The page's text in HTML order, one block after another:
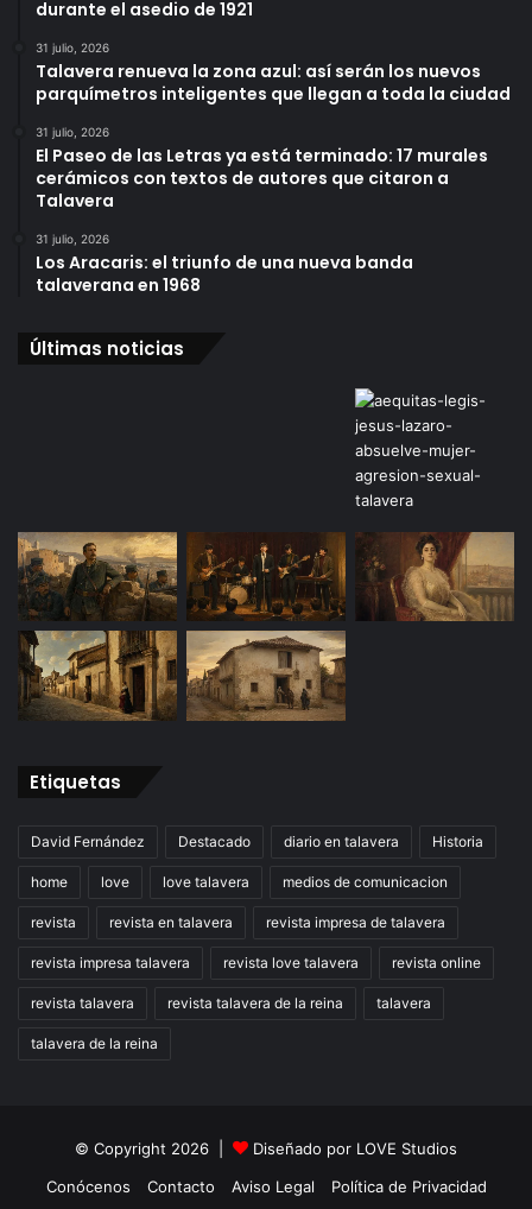
durante el asedio de 1921
31 julio, 2026
Talavera renueva la zona azul: así serán los nuevos
parquímetros inteligentes que llegan a toda la ciudad
31 julio, 2026
El Paseo de las Letras ya está terminado: 17 murales
cerámicos con textos de autores que citaron a
Talavera
31 julio, 2026
Los Aracaris: el triunfo de una nueva banda
talaverana en 1968
Últimas noticias
Etiquetas
David Fernández Destacado diario en talavera Historia
home love love talavera medios de comunicacion
revista revista en talavera revista impresa de talavera
revista impresa talavera revista love talavera revista online
revista talavera revista talavera de la reina talavera
talavera de la reina
© Copyright 2026 | Diseñado por LOVE Studios
Conócenos
Contacto Aviso Legal Política de Privacidad